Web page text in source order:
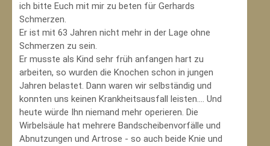
ich bitte Euch mit mir zu beten für Gerhards
Schmerzen.
Er ist mit 63 Jahren nicht mehr in der Lage ohne
Schmerzen zu sein.
Er musste als Kind sehr früh anfangen hart zu
arbeiten, so wurden die Knochen schon in jungen
Jahren belastet. Dann waren wir selbständig und
konnten uns keinen Krankheitsausfall leisten.... Und
heute würde Ihn niemand mehr operieren. Die
Wirbelsäule hat mehrere Bandscheibenvorfälle und
Abnutzungen und Artrose - so auch beide Knie und